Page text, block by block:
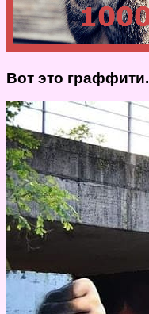
Вот это граффити.